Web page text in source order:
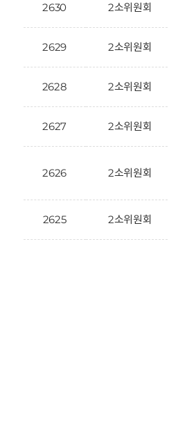
2630 2소위원회
2629 2소위원회
2628 2소위원회
2627 2소위원회
2626 2소위원회
2625 2소위원회